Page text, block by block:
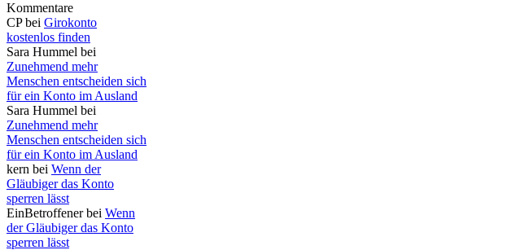
Kommentare
CP bei Girokonto
kostenlos finden
Sara Hummel bei
Zunehmend mehr
Menschen entscheiden sich
für ein Konto im Ausland
Sara Hummel bei
Zunehmend mehr
Menschen entscheiden sich
für ein Konto im Ausland
kern bei Wenn der
Gläubiger das Konto
sperren lässt
EinBetroffener bei Wenn
der Gläubiger das Konto
sperren lässt